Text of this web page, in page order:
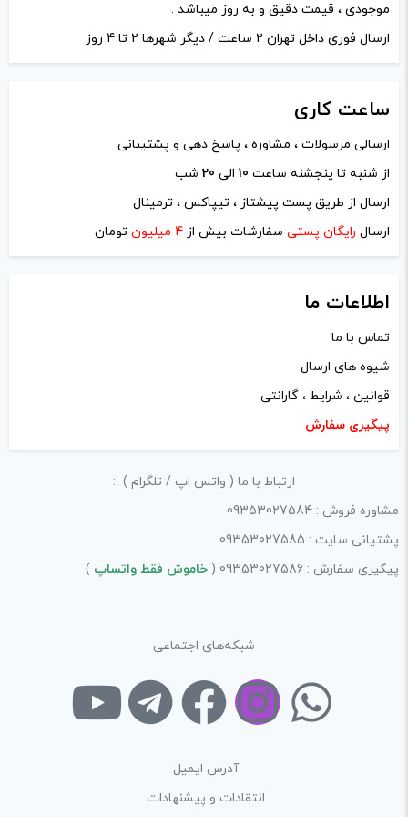
موجودی ، قیمت دقیق و به روز میباشد .
ارسال فوری داخل تهران 2 ساعت / دیگر شهرها 2 تا 4 روز
ساعت کاری
ارسالی مرسولات ، مشاوره ، پاسخ دهی و پشتیبانی
از شنبه تا پنجشنه ساعت 10 الی 20 شب
ارسال از طریق پست پیشتاز ، تیپاکس ، ترمینال
ارسال رایگان پستی سفارشات بیش از 4 میلیون تومان
اطلاعات ما
تماس با ما
شیوه های ارسال
قوانین ، شرایط ، گارانتی
پیگیری سفارش
ارتباط با ما ( واتس اپ / تلگرام ) :
مشاوره فروش : 09353027584
پشتیانی سایت : 09353027585
پیگیری سفارش : 09353027586 (
خاموش فقط واتساپ )
شبکه‌های اجتماعی
آدرس ایمیل
انتقادات و پیشنهادات